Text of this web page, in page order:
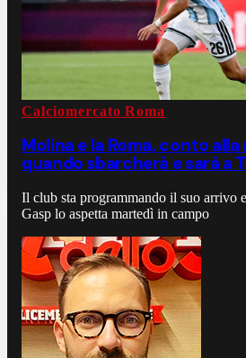
Calciomercato Roma
Molina e la Roma, conto
quando sbarcherà e sarà a
Il club sta programmando il suo arrivo
Gasp lo aspetta martedì in campo